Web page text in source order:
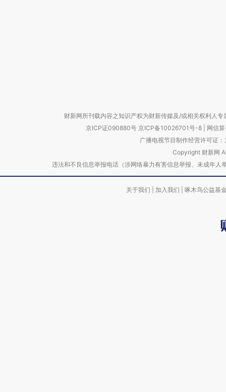
财新网所刊载内容之知识产权为财新传媒及/或相关权利人
京ICP证090880号 京ICP备10026701号-8
网信
广播电视节目制作经营许可证
Copyright 财新网
违法和不良信息举报电话（涉网络暴力有害信息举报、未成
关于我们 加入我们 啄木鸟公益基